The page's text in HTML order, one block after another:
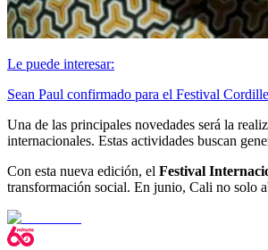
Le puede interesar:
Sean Paul confirmado para el Festival
Una de las principales novedades será la
internacionales. Estas actividades buscan
Con esta nueva edición, el Festival
transformación social. En junio, Cali no solo